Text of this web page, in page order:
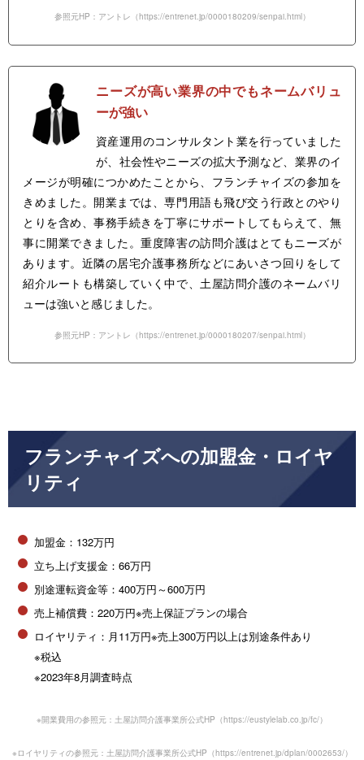
参照元HP：アントレ（https://entrenet.jp/0000180209/senpai.html）
ニーズが高い業界の中でもネームバリュ
ーが強い
資産運用のコンサルタント業を行っていました
が、社会性やニーズの拡大予測など、業界のイ
メージが明確につかめたことから、フランチャイズの参加を
きめました。開業までは、専門用語も飛び交う行政とのやり
とりを含め、事務手続きを丁寧にサポートしてもらえて、無
事に開業できました。重度障害の訪問介護はとてもニーズが
あります。近隣の居宅介護事務所などにあいさつ回りをして
紹介ルートも構築していく中で、土屋訪問介護のネームバリ
ューは強いと感じました。
参照元HP：アントレ（https://entrenet.jp/0000180207/senpai.html）
フランチャイズへの加盟金・ロイヤ
リティ
加盟金：132万円
立ち上げ支援金：66万円
別途運転資金等：400万円～600万円
売上補償費：220万円※売上保証プランの場合
ロイヤリティ：月11万円※売上300万円以上は別途条件あり
※税込
※2023年8月調査時点
※開業費用の参照元：土屋訪問介護事業所公式HP（https://eustylelab.co.jp/fc/）
※ロイヤリティの参照元：土屋訪問介護事業所公式HP（https://entrenet.jp/dplan/0002653/）